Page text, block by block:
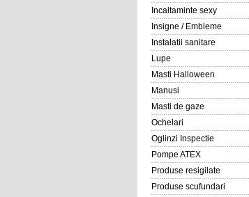
Incaltaminte sexy
Insigne / Embleme
Instalatii sanitare
Lupe
Masti Halloween
Manusi
Masti de gaze
Ochelari
Oglinzi Inspectie
Pompe ATEX
Produse resigilate
Produse scufundari